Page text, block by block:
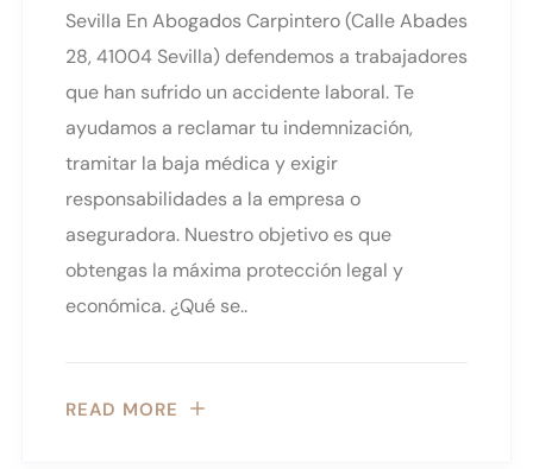
Sevilla En Abogados Carpintero (Calle Abades
28, 41004 Sevilla) defendemos a trabajadores
que han sufrido un accidente laboral. Te
ayudamos a reclamar tu indemnización,
tramitar la baja médica y exigir
responsabilidades a la empresa o
aseguradora. Nuestro objetivo es que
obtengas la máxima protección legal y
económica. ¿Qué se..
READ MORE